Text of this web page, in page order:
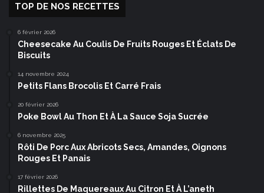
TOP DE NOS RECETTES
6 février 2026
Cheesecake Au Coulis De Fruits Rouges Et Éclats De
Biscuits
14 novembre 2024
Petits Flans Brocolis Et Carré Frais
20 février 2026
Poke Bowl Au Thon Et À La Sauce Soja Sucrée
6 novembre 2025
Rôti De Porc Aux Abricots Secs, Amandes, Oignons
Rouges Et Panais
17 février 2026
Rillettes De Maquereaux Au Citron Et À L’aneth